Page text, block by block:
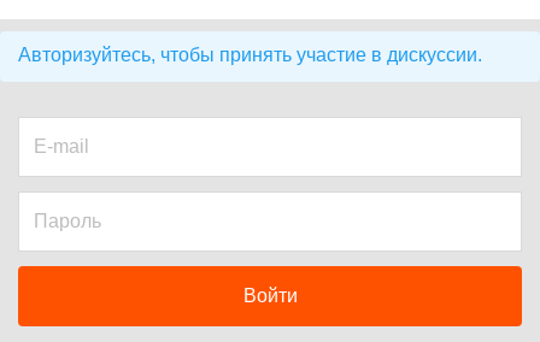
Авторизуйтесь, чтобы принять участие в дискуссии.
Войти